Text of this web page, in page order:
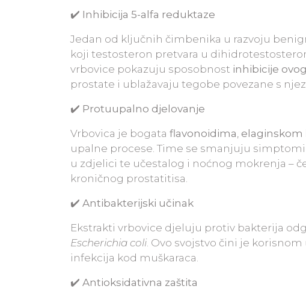
✔️ Inhibicija 5-alfa reduktaze
Jedan od ključnih čimbenika u razvoju
koji testosteron pretvara u
vrbovice pokazuju sposobnost inhibicije
prostate i ublažavaju tegobe povezane s
✔️ Protuupalno djelovanje
Vrbovica je bogata flavonoidima elaginskom
upalne procese. Time se smanjuju
u zdjelici te učestalog i noćnog mokrenja –
kroničnog prostatitisa.
✔️ Antibakterijski učinak
Ekstrakti vrbovice djeluju protiv bakterija
Escherichia coli. Ovo svojstvo čini je
infekcija kod muškaraca.
✔️ Antioksidativna zaštita